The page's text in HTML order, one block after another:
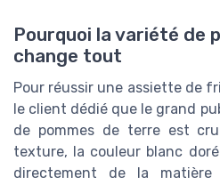
Pourquoi la variété de
change tout
Pour réussir une assiette de
le client dédié que le grand
de pommes de terre est
texture, la couleur blanc
directement de la matière